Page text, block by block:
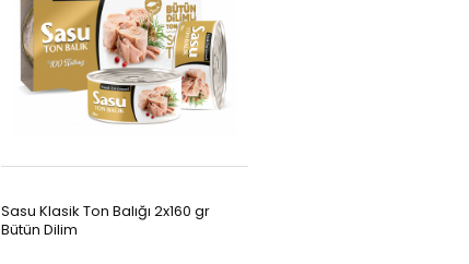
Sasu Klasik Ton Balığı 2x160 gr
Bütün Dilim